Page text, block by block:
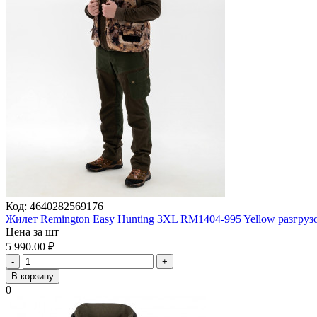
Код: 4640282569176
Жилет Remington Easy Hunting 3XL RM1404-995 Yellow
Цена за шт
5 990.00 ₽
-
+
В корзину
0